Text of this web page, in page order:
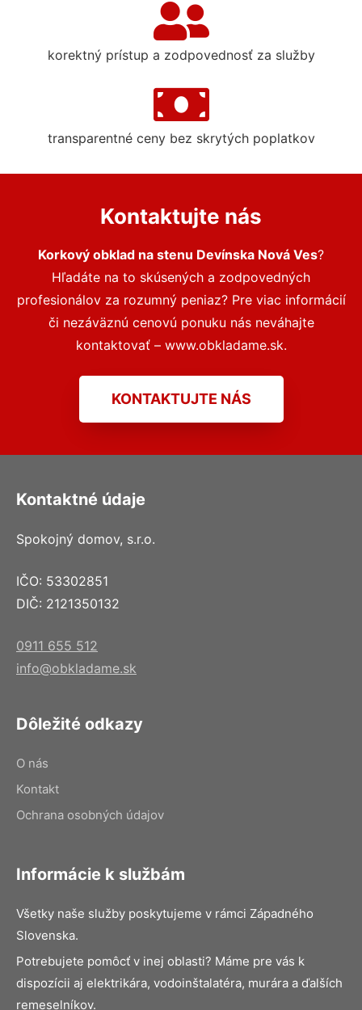
korektný prístup a zodpovednosť za služby
transparentné ceny bez skrytých poplatkov
Kontaktujte nás
Korkový obklad na stenu Devínska Nová Ves?
Hľadáte na to skúsených a zodpovedných
profesionálov za rozumný peniaz? Pre viac informácií
či nezáväznú cenovú ponuku nás neváhajte
kontaktovať – www.obkladame.sk.
KONTAKTUJTE NÁS
Kontaktné údaje
Spokojný domov, s.r.o.
IČO: 53302851
DIČ: 2121350132
0911 655 512
info@obkladame.sk
Dôležité odkazy
O nás
Kontakt
Ochrana osobných údajov
Informácie k službám
Všetky naše služby poskytujeme v rámci Západného
Slovenska.
Potrebujete pomôcť v inej oblasti? Máme pre vás k
dispozícii aj elektrikára, vodoinštalatéra, murára a ďalších
remeselníkov.